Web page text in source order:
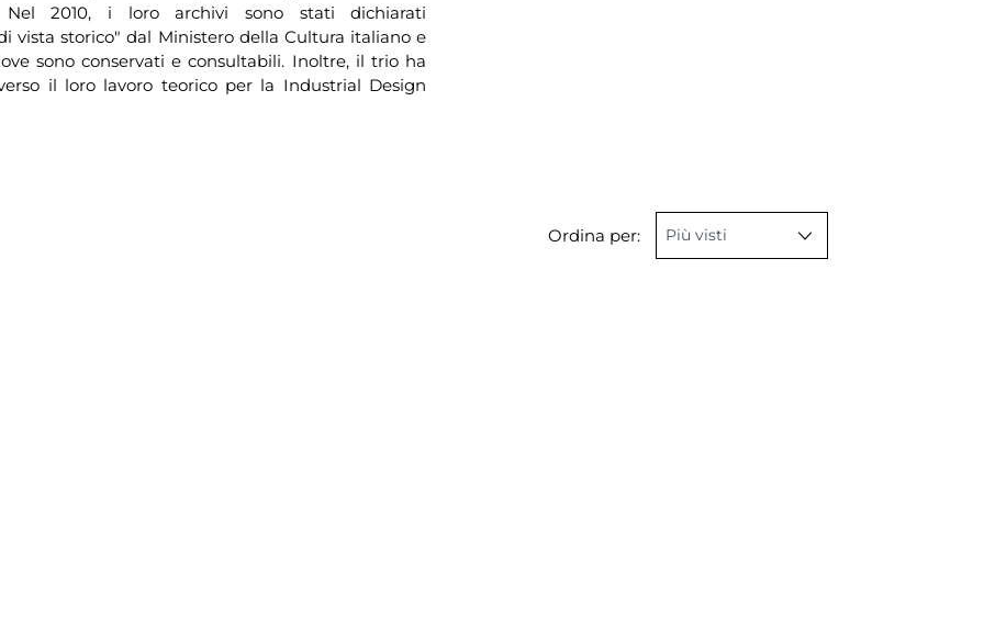
2010, i loro archivi sono stati dichiarati
storico" dal Ministero della Cultura italiano e
sono conservati e consultabili. Inoltre, il trio ha
il loro lavoro teorico per la Industrial Design
Ordina per: